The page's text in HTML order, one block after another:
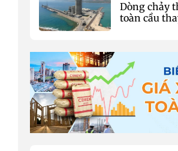
Dòng chảy
toàn cầu